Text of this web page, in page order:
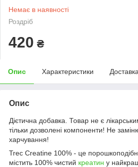
Немає в наявності
Роздріб
420 ₴
Опис Характеристики Доставка
Опис
Дієтична добавка. Товар не є
тільки дозволені компоненти! Не
харчування!
Trec Creatine 100% - це
містить 100% чистий креатин у